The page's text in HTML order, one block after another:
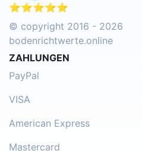
⭐⭐⭐⭐⭐
© copyright 2016 - 2026
bodenrichtwerte.online
ZAHLUNGEN
PayPal
VISA
American Express
Mastercard